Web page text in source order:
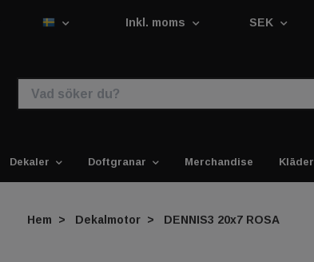
Inkl. moms SEK
Dekaler Doftgranar Merchandise Kläder
Hem Dekalmotor DENNIS3 20x7 ROSA